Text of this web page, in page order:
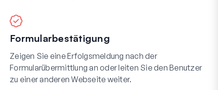
Formularbestätigung
Zeigen Sie eine Erfolgsmeldung nach der
Formularübermittlung an oder leiten Sie den Benutzer
zu einer anderen Webseite weiter.